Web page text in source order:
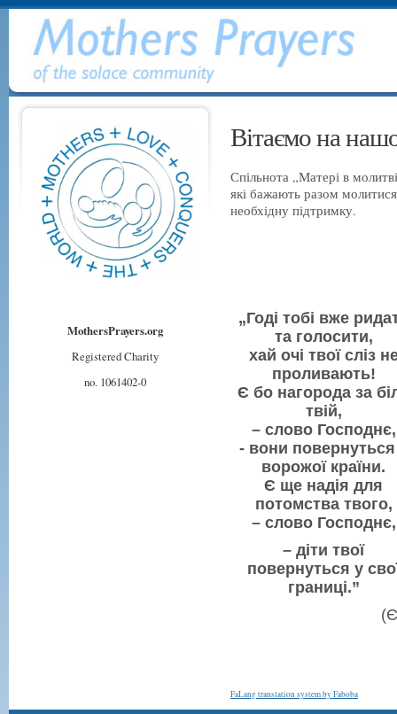
Вітаємо на
Спільнота „Матері в
які бажають разом молитися
необхідну підтримку.
„Годі тобі вже
та голосити,
хай очі твої сліз
проливають!
Є бо нагорода за
твій,
–слово Господнє,
- вони повернуться
ворожої країни.
Є ще надія для
потомства твого,
–слово Господнє,
– діти твої
повернуться у
границі.”
FaLang translation system by Faboba
MothersPrayers.org
Registered Charity
no. 1061402-0